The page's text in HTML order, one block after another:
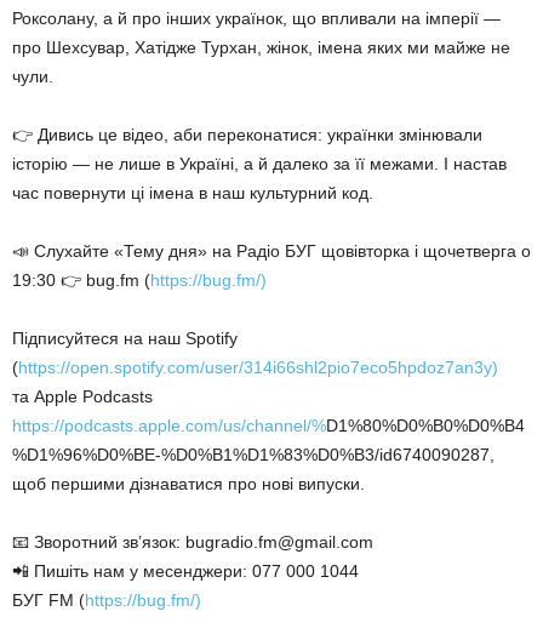
Роксолану, а й про інших українок, що впливали на імперії —
про Шехсувар, Хатідже Турхан, жінок, імена яких ми майже не
чули.
👉 Дивись це відео, аби переконатися: українки змінювали
історію — не лише в Україні, а й далеко за її межами. І настав
час повернути ці імена в наш культурний код.
📣 Слухайте «Тему дня» на Радіо БУГ щовівторка і щочетверга о
19:30 👉 bug.fm (https://bug.fm/)
Підписуйтеся на наш Spotify
(https://open.spotify.com/user/314i66shl2pio7eco5hpdoz7an3y)
та Apple Podcasts
https://podcasts.apple.com/us/channel/%D1%80%D0%B0%D0%B4
%D1%96%D0%BE-%D0%B1%D1%83%D0%B3/id6740090287,
щоб першими дізнаватися про нові випуски.
📧 Зворотний зв’язок: bugradio.fm@gmail.com
📲 Пишіть нам у месенджери: 077 000 1044
БУГ FM (https://bug.fm/)